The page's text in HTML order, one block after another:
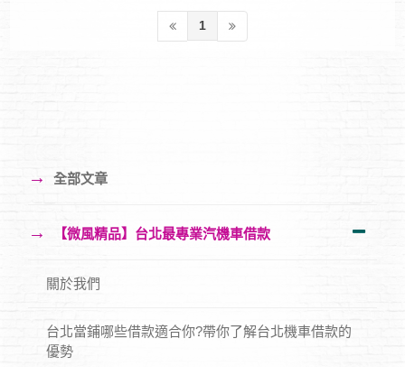
1
→ 全部文章
→ 【微風精品】台北最專業汽機車借款
關於我們
台北當鋪哪些借款適合你?帶你了解台北機車借款的
優勢